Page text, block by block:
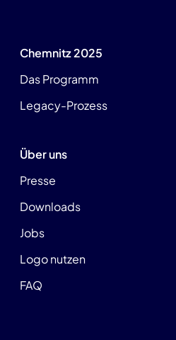
Chemnitz 2025
Das Programm
Legacy-Prozess
Über uns
Presse
Downloads
Jobs
Logo nutzen
FAQ